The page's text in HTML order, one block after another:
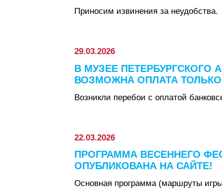
Приносим извинения за неудобства.
29.03.2026
В МУЗЕЕ ПЕТЕРБУРГСКОГО
ВОЗМОЖНА ОПЛАТА
Возникли перебои с оплатой
22.03.2026
ПРОГРАММА ВЕСЕННЕГО
ОПУБЛИКОВАНА НА САЙТЕ!
Основная программа (маршруты